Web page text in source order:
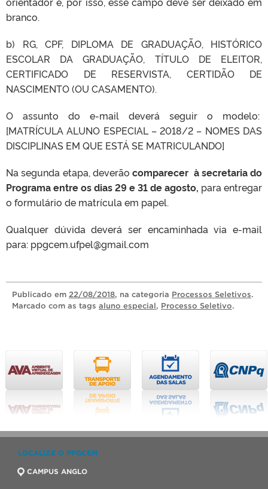
branco.
b) RG, CPF, DIPLOMA DE GRADUAÇÃO, HISTÓRICO
ESCOLAR DA GRADUAÇÃO, TÍTULO DE ELEITOR,
CERTIFICADO DE RESERVISTA, CERTIDÃO DE
NASCIMENTO (OU CASAMENTO).
O assunto do e-mail deverá seguir o modelo:
[MATRÍCULA ALUNO ESPECIAL – 2018/2 – NOMES DAS
DISCIPLINAS EM QUE ESTÁ SE MATRICULANDO]
Na segunda etapa, deverão comparecer à secretaria do
Programa entre os dias 29 e 31 de agosto, para entregar
o formulário de matrícula em papel.
Qualquer dúvida deverá ser encaminhada via e-mail
para: ppgcem.ufpel@gmail.com
Publicado em 22/08/2018, na categoria Processos Seletivos.
Marcado com as tags aluno especial, Processo Seletivo.
LOCALIZE O PPGCEM
CAMPUS ANGLO